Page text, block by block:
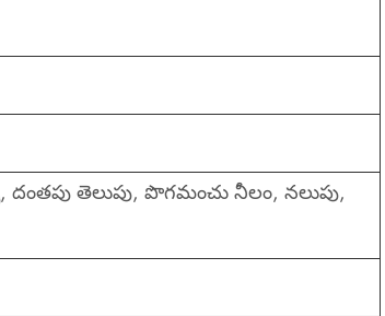
దంతపు తెలుపు, పొగమంచు నీలం, నలుపు,